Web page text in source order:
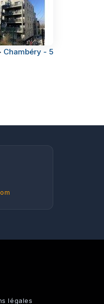
Chambéry - 5
légales